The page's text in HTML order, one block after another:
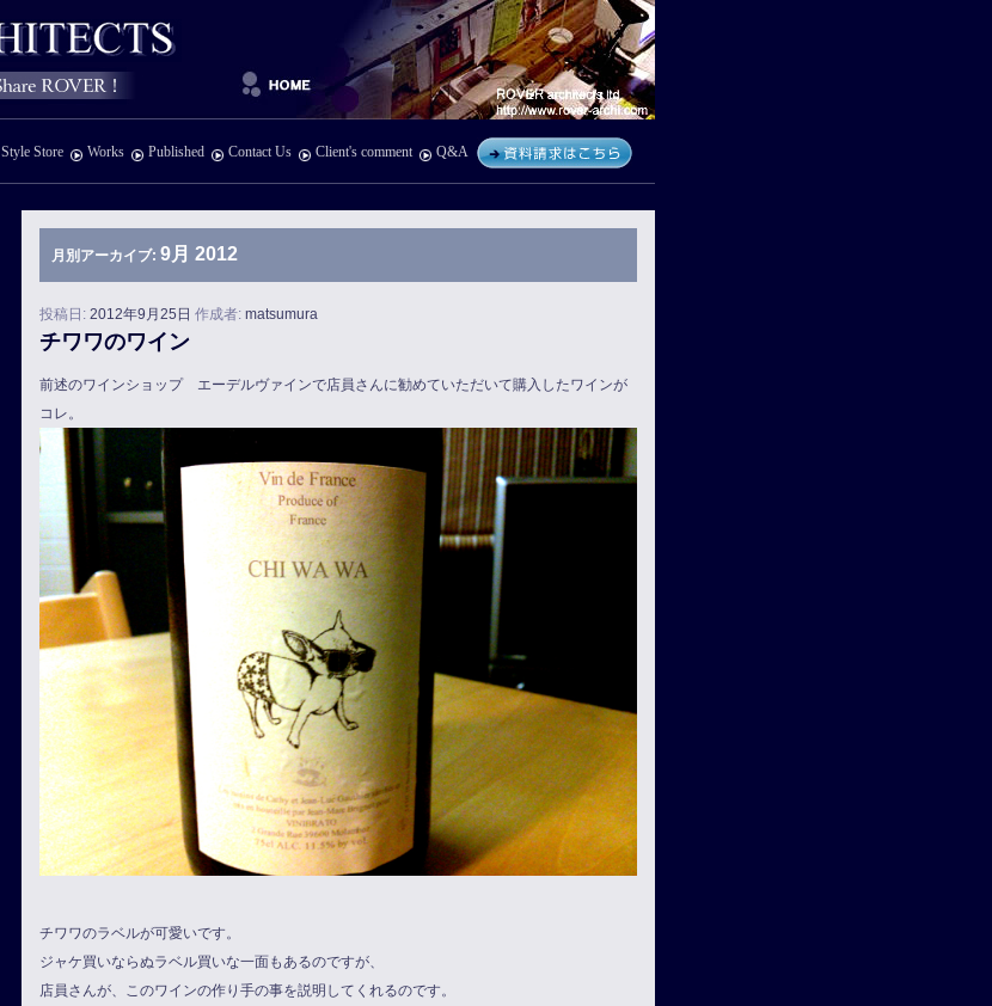
Style Store Works Published Contact Us Client's comment Q&A
月別アーカイブ: 9月 2012
投稿日: 2012年9月25日 作成者: matsumura
チワワのワイン
前述のワインショップ エーデルヴァインで店員さんに勧めていただいて購入したワインが
コレ。
チワワのラベルが可愛いです。
ジャケ買いならぬラベル買いな一面もあるのですが、
店員さんが、このワインの作り手の事を説明してくれるのです。